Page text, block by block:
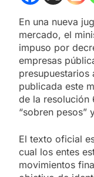
En una nueva
mercado, el
impuso por
empresas
presupuestarios
publicada este
de la resolución
“sobren pesos”
El texto oficial
cual los entes
movimientos